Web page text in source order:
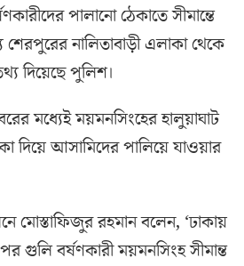
পালানো ঠেকাতে সীমান্তে
নালিতাবাড়ী এলাকা থেকে
দিয়েছে পুলিশ।
মধ্যেই ময়মনসিংহের হালুয়াঘাট
দিয়ে আসামিদের পালিয়ে যাওয়ার
মোস্তাফিজুর রহমান বলেন, ‘ঢাকায়
গুলি বর্ষণকারী ময়মনসিংহ সীমান্ত